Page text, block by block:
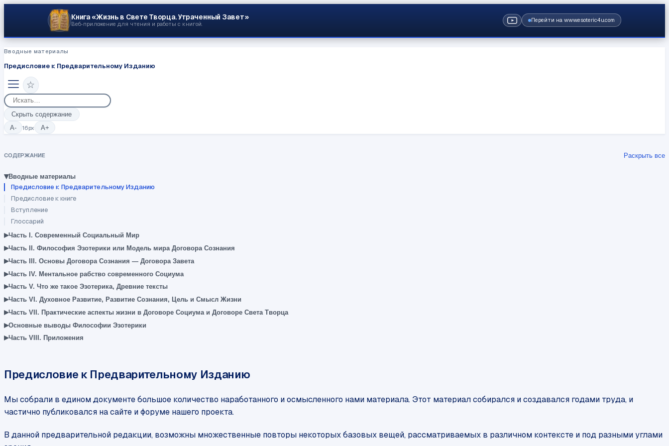
Книга «Жизнь в Свете Творца.Утраченный Завет»
Веб‑приложение для чтения и работы с книгой.
Перейти на www.esoteric4u.com
Вводные материалы
Предисловие к Предварительному Изданию
☆
Скрыть содержание
A-
16px A+
СОДЕРЖАНИЕ Раскрыть все
▾Вводные материалы
Предисловие к Предварительному Изданию
Предисловие к книге
Вступление
Глоссарий
▸Часть I. Современный Социальный Мир
▸Часть II. Философия Эзотерики или Модель мира Договора Сознания
▸Часть III. Основы Договора Сознания — Договора Завета
▸Часть IV. Ментальное рабство современного Социума
▸Часть V. Что же такое Эзотерика, Древние тексты
▸Часть VI. Духовное Развитие, Развитие Сознания, Цель и Смысл Жизни
▸Часть VII. Практические аспекты жизни в Договоре Социума и Договоре Света Творца
▸Основные выводы Философии Эзотерики
▸Часть VIII. Приложения
Предисловие к Предварительному Изданию
Мы собрали в едином документе большое количество наработанного и осмысленного нами материала. Этот материал собирался и создавался годами труда, и
частично публиковался на сайте и форуме нашего проекта.
В данной предварительной редакции, возможны множественные повторы некоторых базовых вещей, рассматриваемых в различном контексте и под разными углами